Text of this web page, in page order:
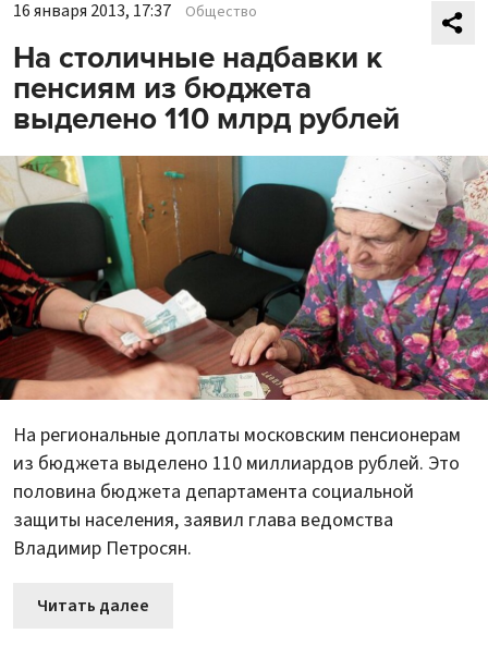
16 января 2013, 17:37 Общество
На столичные надбавки к
пенсиям из бюджета
выделено 110 млрд рублей
На региональные доплаты московским пенсионерам
из бюджета выделено 110 миллиардов рублей. Это
половина бюджета департамента социальной
защиты населения, заявил глава ведомства
Владимир Петросян.
Читать далее